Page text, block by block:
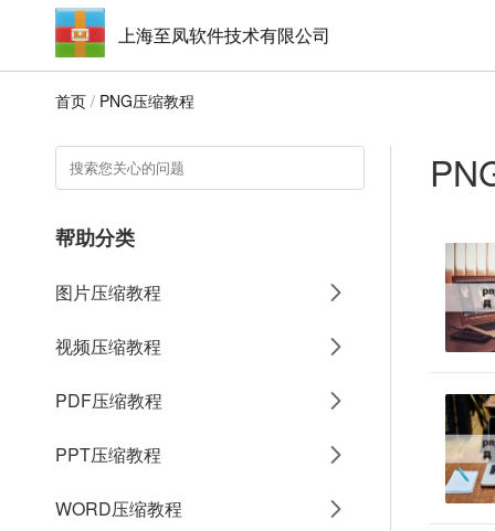
上海至凤软件技术有限公司
首页 / PNG压缩教程
帮助分类
图片压缩教程
视频压缩教程
PDF压缩教程
PPT压缩教程
WORD压缩教程